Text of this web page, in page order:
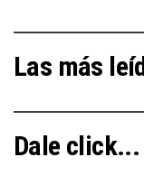
Las más
Dale